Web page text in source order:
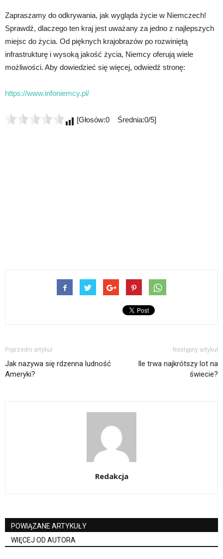
Zapraszamy do odkrywania, jak wygląda życie w Niemczech!
Sprawdź, dlaczego ten kraj jest uważany za jedno z najlepszych
miejsc do życia. Od pięknych krajobrazów po rozwiniętą
infrastrukturę i wysoką jakość życia, Niemcy oferują wiele
możliwości. Aby dowiedzieć się więcej, odwiedź stronę:
https://www.infoniemcy.pl/
[Głosów:0 Średnia:0/5]
Poprzedni artykuł
Jak nazywa się rdzenna ludność
Ameryki?
Następny artykuł
Ile trwa najkrótszy lot na
świecie?
Redakcja
POWIĄZANE ARTYKUŁY
WIĘCEJ OD AUTORA